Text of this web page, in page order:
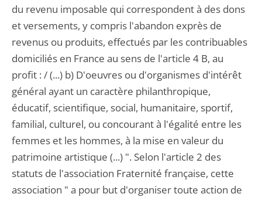
du revenu imposable qui correspondent à des dons
et versements, y compris l'abandon exprès de
revenus ou produits, effectués par les contribuables
domiciliés en France au sens de l'article 4 B, au
profit : / (...) b) D'oeuvres ou d'organismes d'intérêt
général ayant un caractère philanthropique,
éducatif, scientifique, social, humanitaire, sportif,
familial, culturel, ou concourant à l'égalité entre les
femmes et les hommes, à la mise en valeur du
patrimoine artistique (...) ". Selon l'article 2 des
statuts de l'association Fraternité française, cette
association " a pour but d'organiser toute action de